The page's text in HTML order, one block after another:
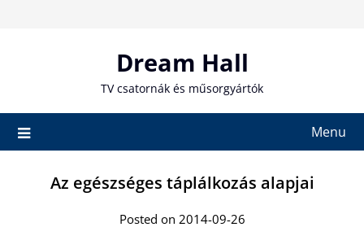
Dream Hall
TV csatornák és műsorgyártók
Menu
Az egészséges táplálkozás alapjai
Posted on 2014-09-26